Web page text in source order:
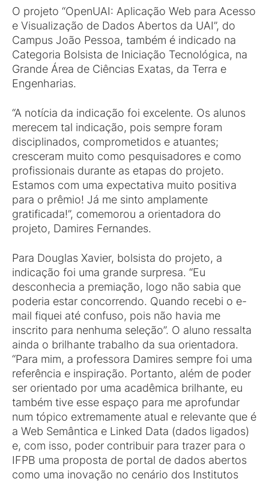
O projeto “OpenUAI: Aplicação Web para Acesso
e Visualização de Dados Abertos da UAI”, do
Campus João Pessoa, também é indicado na
Categoria Bolsista de Iniciação Tecnológica, na
Grande Área de Ciências Exatas, da Terra e
Engenharias.
“A notícia da indicação foi excelente. Os alunos
merecem tal indicação, pois sempre foram
disciplinados, comprometidos e atuantes;
cresceram muito como pesquisadores e como
profissionais durante as etapas do projeto.
Estamos com uma expectativa muito positiva
para o prêmio! Já me sinto amplamente
gratificada!”, comemorou a orientadora do
projeto, Damires Fernandes.
Para Douglas Xavier, bolsista do projeto, a
indicação foi uma grande surpresa. “Eu
desconhecia a premiação, logo não sabia que
poderia estar concorrendo. Quando recebi o e-
mail fiquei até confuso, pois não havia me
inscrito para nenhuma seleção”. O aluno ressalta
ainda o brilhante trabalho da sua orientadora.
“Para mim, a professora Damires sempre foi uma
referência e inspiração. Portanto, além de poder
ser orientado por uma acadêmica brilhante, eu
também tive esse espaço para me aprofundar
num tópico extremamente atual e relevante que é
a Web Semântica e Linked Data (dados ligados)
e, com isso, poder contribuir para trazer para o
IFPB uma proposta de portal de dados abertos
como uma inovação no cenário dos Institutos